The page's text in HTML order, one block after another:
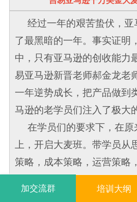
经过一年的艰苦蛰伏，亚
了最黑暗的一年。事实证明
中，只有亚马逊的创收能力
易亚马逊新晋老师郝金龙老
一年逆势成长，把产品做到
马逊的老学员们注入了极大
在学员们的要求下，在原
上，开启大麦班。带学员从
策略，成本策略，运营策略
破，而不是仅仅从运营技巧
度上，突破月十万美金将
加交流群 培训大纲